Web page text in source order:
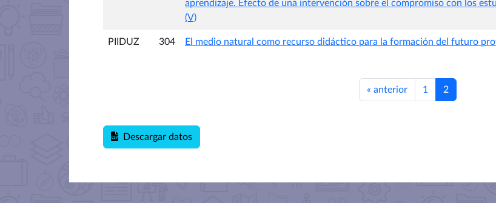
aprendizaje. Efecto de una intervención sobre el compromiso con los
(V)
PIIDUZ 304 El medio natural como recurso didáctico para la formación del futuro
« anterior 1 2
Descargar datos